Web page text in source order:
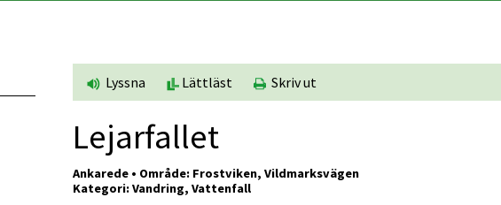
Lyssna Lättläst Skriv ut
Lejarfallet
Ankarede • Område: Frostviken, Vildmarksvägen
Kategori: Vandring, Vattenfall